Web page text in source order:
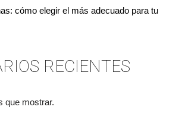
cómo elegir el más adecuado para tu
RECIENTES
que mostrar.